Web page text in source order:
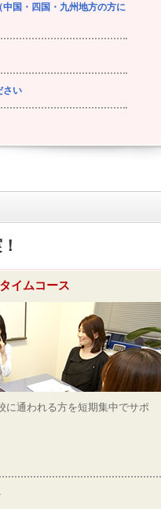
国・四国・九州地方の方に
さい
イムコース
に通われる方を短期集中でサポ